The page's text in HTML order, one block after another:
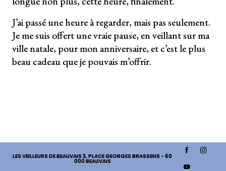
J’ai passé une heure à regarder, mais pas seulement.
Je me suis offert une vraie pause, en veillant sur ma
ville natale, pour mon anniversaire, et c’est le plus
beau cadeau que je pouvais m’offrir.
LES VEILLEURS DE BEAUVAIS 3, PLACE GEORGES BRASSENS - 60
000 BEAUVAIS